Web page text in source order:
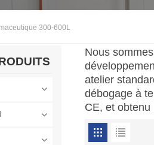
300-600L
Nous
atelier
débogage à
CE, et